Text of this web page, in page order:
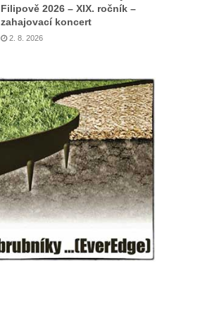
Filipově 2026 – XIX. ročník –
zahajovací koncert
2. 8. 2026